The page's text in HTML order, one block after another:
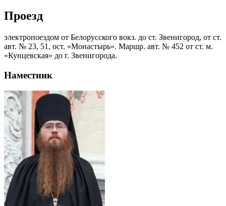
Проезд
электропоездом от Белорусского вокз. до ст. Звенигород, от ст.
авт. № 23, 51, ост. «Монастырь». Маршр. авт. № 452 от ст. м.
«Кунцевская» до г. Звенигорода.
Наместник